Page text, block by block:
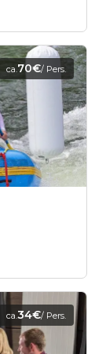
ca.70€/ Pers.
ca.34€/ Pers.